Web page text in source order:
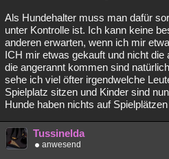
Als Hundehalter muss man dafür
unter Kontrolle ist. Ich kann keine
anderen erwarten, wenn ich mir
ICH mir etwas gekauft und nicht die
die angerannt kommen sind
sehe ich viel öfter irgendwelche
Spielplatz sitzen und Kinder sind
Hunde haben nichts auf
Tussinelda
anwesend